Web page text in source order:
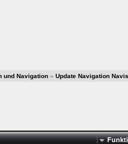
und Navigation » Update Navigation